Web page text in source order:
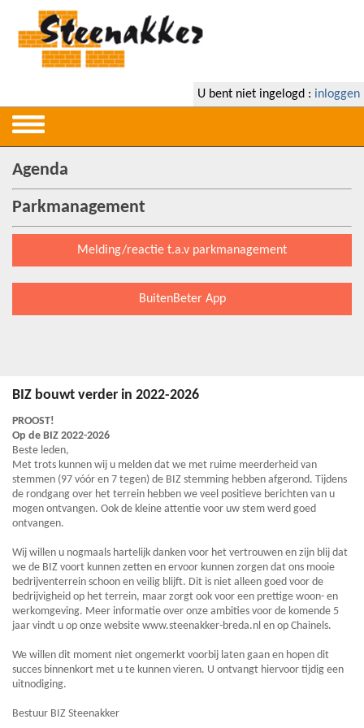
U bent niet ingelogd : inloggen
Agenda
Parkmanagement
Melding/reactie t.a.v parkmanagement
BuitenBeter App
BIZ bouwt verder in 2022-2026
PROOST!
Op de BIZ 2022-2026
Beste leden,
Met trots kunnen wij u melden dat we met ruime meerderheid van
stemmen (97 vóór en 7 tegen) de BIZ stemming hebben afgerond. Tijdens
de rondgang over het terrein hebben we veel positieve berichten van u
mogen ontvangen. Ook de kleine attentie voor uw stem werd goed
ontvangen.
Wij willen u nogmaals hartelijk danken voor het vertrouwen en zijn blij dat
we de BIZ voort kunnen zetten en ervoor kunnen zorgen dat ons mooie
bedrijventerrein schoon en veilig blijft. Dit is niet alleen goed voor de
bedrijvigheid op het terrein, maar zorgt ook voor een prettige woon- en
werkomgeving. Meer informatie over onze ambities voor de komende 5
jaar vindt u op onze website www.steenakker-breda.nl en op Chainels.
We willen dit moment niet ongemerkt voorbij laten gaan en hopen dit
succes binnenkort met u te kunnen vieren. U ontvangt hiervoor tijdig een
uitnodiging.
Bestuur BIZ Steenakker